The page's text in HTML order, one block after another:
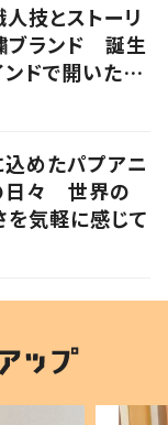
技とストーリ
ブランド 誕生
ドで開いたフ
込めたパプアニ
日々 世界の
を気軽に感じて